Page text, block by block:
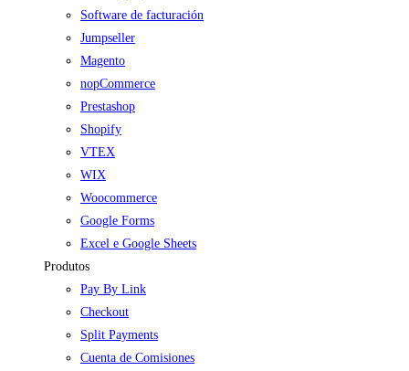
Software de facturación
Jumpseller
Magento
nopCommerce
Prestashop
Shopify
VTEX
WIX
Woocommerce
Google Forms
Excel e Google Sheets
Produtos
Pay By Link
Checkout
Split Payments
Cuenta de Comisiones